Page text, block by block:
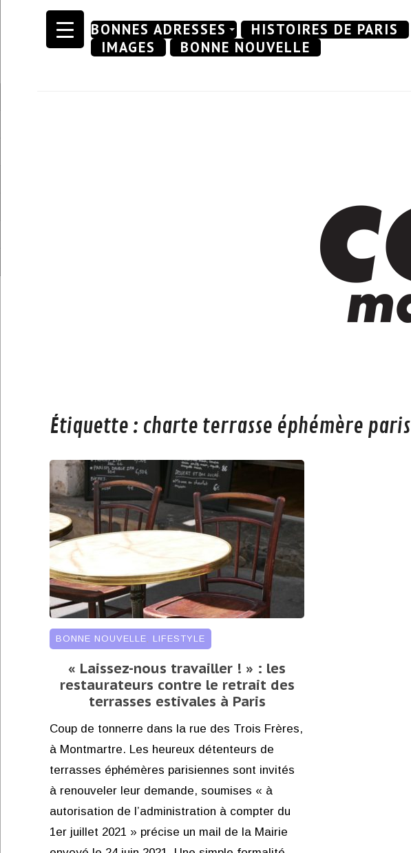
Skip
BONNES ADRESSES HISTOIRES DE PARIS
IMAGES
BONNE NOUVELLE
Étiquette : charte terrasse éphémère paris
BONNE NOUVELLE LIFESTYLE
« Laissez-nous travailler ! » : les
restaurateurs contre le retrait des
terrasses estivales à Paris
Coup de tonnerre dans la rue des Trois Frères,
à Montmartre. Les heureux détenteurs de
terrasses éphémères parisiennes sont invités
à renouveler leur demande, soumises « à
autorisation de l’administration à compter du
1er juillet 2021 » précise un mail de la Mairie